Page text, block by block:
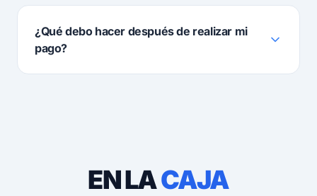
¿Qué debo hacer después de realizar mi
pago?
EN LACAJA